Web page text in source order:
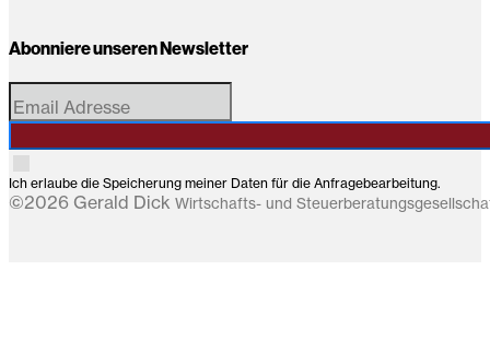
Abonniere unseren Newsletter
Ich erlaube die Speicherung meiner Daten für die Anfragebearbeitung.
©2026 Gerald Dick Wirtschafts- und